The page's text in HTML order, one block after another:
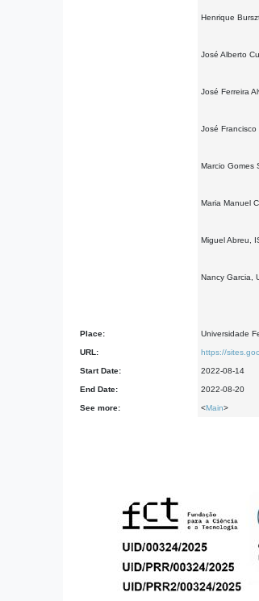
Henrique
José Alberto
José Ferreira
José
Marcio Gomes
Maria Manuel
Miguel Abreu,
Nancy Garcia,
Place: Universidade
URL: https://
Start Date: 2022-08-14
End Date: 2022-08-20
See more: <Main>